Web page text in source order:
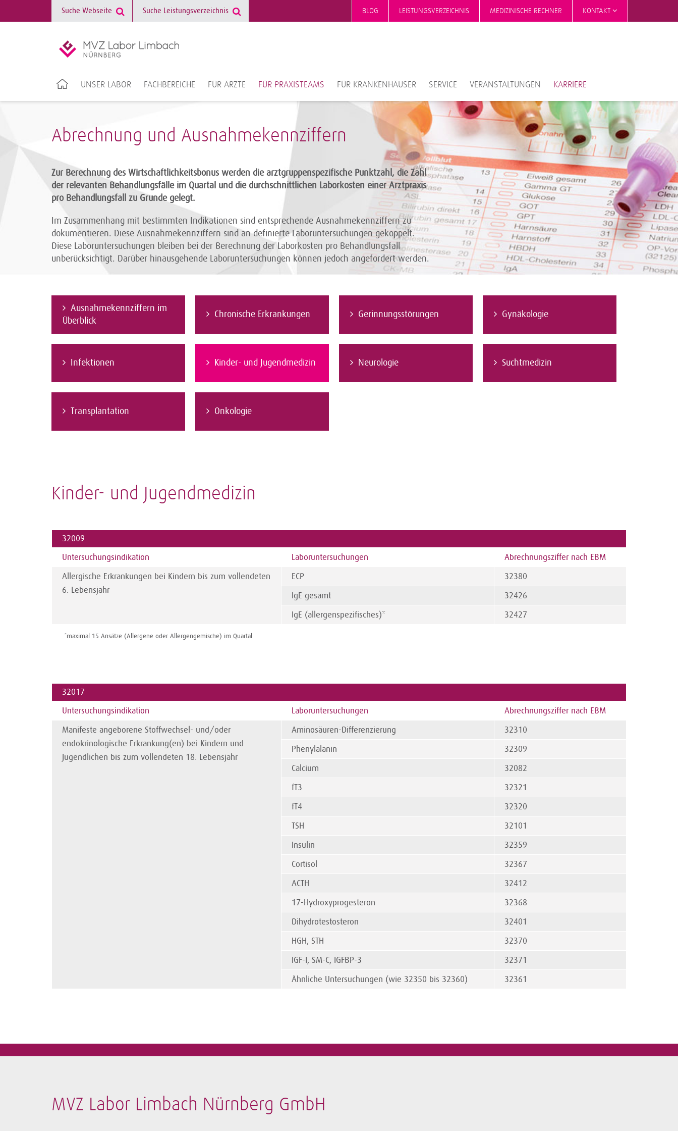
BLOG LEISTUNGSVERZEICHNIS MEDIZINISCHE RECHNER KONTAKT
UNSER LABOR FACHBEREICHE FÜR ÄRZTE FÜR PRAXISTEAMS FÜR KRANKENHÄUSER SERVICE VERANSTALTUNGEN KARRIERE
Abrechnung und Ausnahmekennziffern
Zur Berechnung des Wirtschaftlichkeitsbonus werden die arztgruppenspezifische Punktzahl, die Zahl
der relevanten Behandlungsfälle im Quartal und die durchschnittlichen Laborkosten einer Arztpraxis
pro Behandlungsfall zu Grunde gelegt.
Im Zusammenhang mit bestimmten Indikationen sind entsprechende Ausnahmekennziffern zu
dokumentieren. Diese Ausnahmekennziffern sind an definierte Laboruntersuchungen gekoppelt.
Diese Laboruntersuchungen bleiben bei der Berechnung der Laborkosten pro Behandlungsfall
unberücksichtigt. Darüber hinausgehende Laboruntersuchungen können jedoch angefordert werden.
Ausnahmekennziffern im
Überblick
Chronische Erkrankungen Gerinnungsstörungen Gynäkologie
Infektionen Kinder- und Jugendmedizin Neurologie Suchtmedizin
Transplantation Onkologie
Kinder- und Jugendmedizin
32009
Untersuchungsindikation
Laboruntersuchungen
Abrechnungsziffer nach EBM
Allergische Erkrankungen bei Kindern bis zum vollendeten
6. Lebensjahr
ECP
32380
IgE gesamt
32426
IgE (allergenspezifisches)*
32427
*maximal 15 Ansätze (Allergene oder Allergengemische) im Quartal
32017
Untersuchungsindikation
Laboruntersuchungen
Abrechnungsziffer nach EBM
Manifeste angeborene Stoffwechsel- und/oder
endokrinologische Erkrankung(en) bei Kindern und
Jugendlichen bis zum vollendeten 18. Lebensjahr
Aminosäuren-Differenzierung
32310
Phenylalanin
32309
Calcium
32082
fT3
32321
fT4
32320
TSH
32101
Insulin
32359
Cortisol
32367
ACTH
32412
17-Hydroxyprogesteron
32368
Dihydrotestosteron
32401
HGH, STH
32370
IGF-I, SM-C, IGFBP-3
32371
Ähnliche Untersuchungen (wie 32350 bis 32360)
32361
MVZ Labor Limbach Nürnberg GmbH